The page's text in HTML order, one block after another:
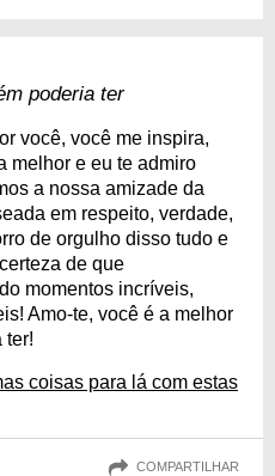
poderia ter
você, você me inspira,
melhor e eu te admiro
a nossa amizade da
em respeito, verdade,
de orgulho disso tudo e
de que
momentos incríveis,
Amo-te, você é a melhor
ter!
coisas para lá com estas
COMPARTILHAR